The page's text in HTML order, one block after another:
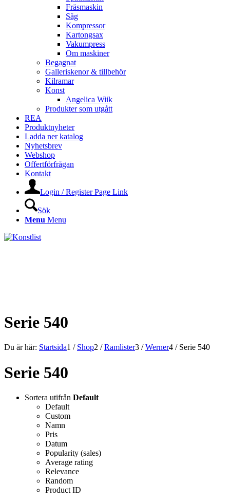
Fräsmaskin
Såg
Kompressor
Kartongsax
Vakumpress
Om maskiner
Begagnat
Galleriskenor & tillbehör
Kilramar
Konst
Angelica Wiik
Produkter som utgått
REA
Produktnyheter
Ladda ner katalog
Nyhetsbrev
Webshop
Offertförfrågan
Kontakt
Login / Register Page Link
Sök
Menu Menu
Serie 540
Du är här: Startsida1 / Shop2 / Ramlister3 / Werner4 / Serie 540
Serie 540
Sortera utifrån Default
Default
Custom
Namn
Pris
Datum
Popularity (sales)
Average rating
Relevance
Random
Product ID